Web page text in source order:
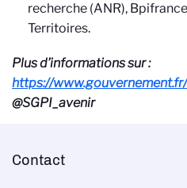
recherche (ANR),
Territoires.
Plus d’informations sur :
https://
@SGPI_avenir
Contact